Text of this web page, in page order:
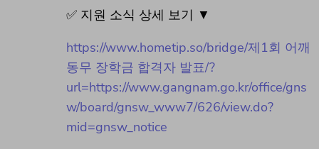
✅ 지원 소식 상세 보기 ▼
https://www.hometip.so/bridge/제1회 어깨
동무 장학금 합격자 발표/?
url=https://www.gangnam.go.kr/office/gns
w/board/gnsw_www7/626/view.do?
mid=gnsw_notice